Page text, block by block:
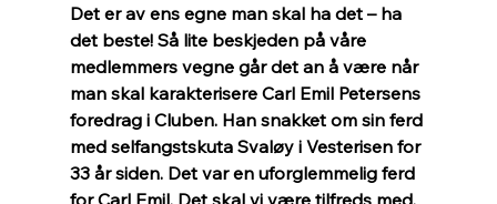
Det er av ens egne man skal ha det – ha
det beste! Så lite beskjeden på våre
medlemmers vegne går det an å være når
man skal karakterisere Carl Emil Petersens
foredrag i Cluben. Han snakket om sin ferd
med selfangstskuta Svaløy i Vesterisen for
33 år siden. Det var en uforglemmelig ferd